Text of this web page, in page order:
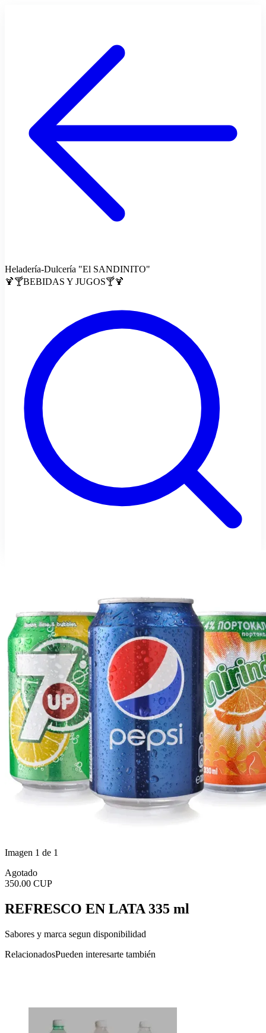
Heladería-Dulcería "El SANDINITO"
🍹🍸BEBIDAS Y JUGOS🍸🍹
Imagen 1 de 1
Agotado
350.00 CUP
REFRESCO EN LATA 335 ml
Sabores y marca segun disponibilidad
RelacionadosPueden interesarte también